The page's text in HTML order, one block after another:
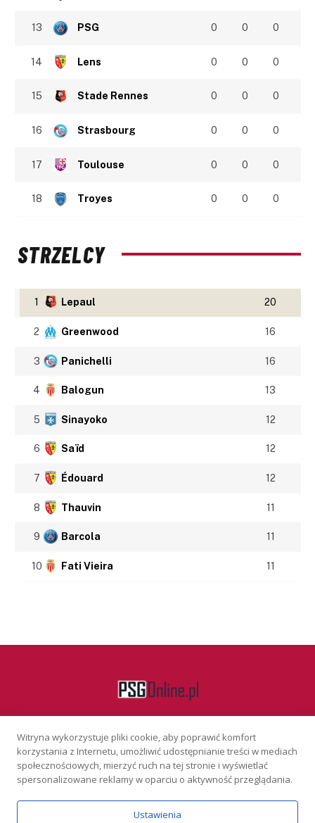
13 PSG 0 0 0
14 Lens 0 0 0
15 Stade Rennes 0 0 0
16 Strasbourg 0 0 0
17 Toulouse 0 0 0
18 Troyes 0 0 0
STRZELCY
1 Lepaul 20
2 Greenwood 16
3 Panichelli 16
4 Balogun 13
5 Sinayoko 12
6 Saïd 12
7 Édouard 12
8 Thauvin 11
9 Barcola 11
10 Fati Vieira 11
Facebook
KONTAKT REKLAMA POLITYKA PRYWATNOŚCI
Serwis wyłącznie dla osób powyżej 18 lat. Hazard może uzależniać.
Witryna wykorzystuje pliki cookie, aby poprawić komfort
korzystania z Internetu, umożliwić udostępnianie treści w mediach
społecznościowych, mierzyć ruch na tej stronie i wyświetlać
spersonalizowane reklamy w oparciu o aktywność przeglądania.
Ustawienia